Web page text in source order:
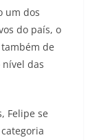
um dos
do país, o
de
das
Felipe se